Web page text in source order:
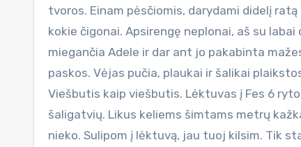
tvoros. Einam pėsčiomis, darydami didelį
kokie čigonai. Apsirengę neplonai, aš su
miegančia Adele ir dar ant jo pakabinta
paskos. Vėjas pučia, plaukai ir šalikai
Viešbutis kaip viešbutis. Lėktuvas į Fes 6
šaligatvių. Likus keliems šimtams metrų
nieko. Sulipom į lėktuvą, jau tuoj kilsim. Tik